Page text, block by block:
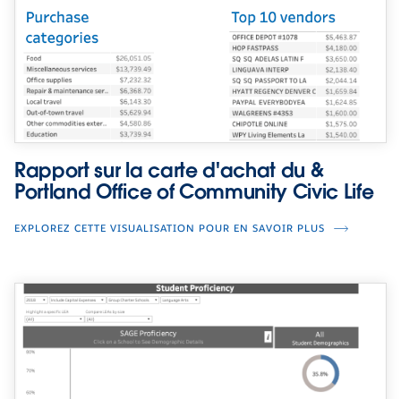
Rapport sur la carte d'achat du &
Portland Office of Community Civic Life
EXPLOREZ CETTE VISUALISATION POUR EN SAVOIR PLUS